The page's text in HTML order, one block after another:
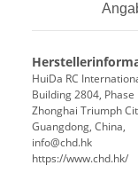
HuiDa RC
Building 2804, Phase
Zhonghai Triumph
Guangdong, China,
info@chd.hk
https://www.chd.hk/